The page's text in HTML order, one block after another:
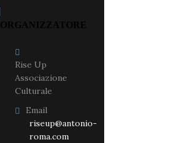
ORGANIZZATORE
Rise Up
Associazione
Culturale
Email
riseup@antonio-
roma.com